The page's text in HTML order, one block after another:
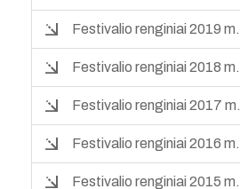
Festivalio renginiai 2019 m.
Festivalio renginiai 2018 m.
Festivalio renginiai 2017 m.
Festivalio renginiai 2016 m.
Festivalio renginiai 2015 m.